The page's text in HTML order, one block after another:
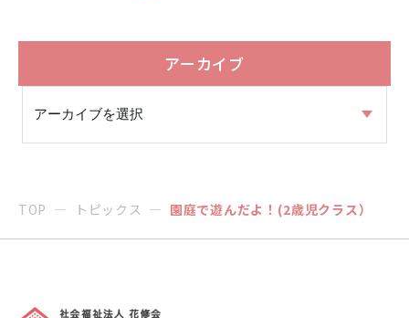
アーカイブ
TOP トピックス 園庭で遊んだよ！(2歳児クラス）